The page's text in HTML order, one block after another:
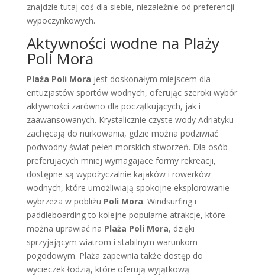
znajdzie tutaj coś dla siebie, niezależnie od preferencji
wypoczynkowych.
Aktywności wodne na Plaży
Poli Mora
Plaża Poli Mora jest doskonałym miejscem dla
entuzjastów sportów wodnych, oferując szeroki wybór
aktywności zarówno dla początkujących, jak i
zaawansowanych. Krystalicznie czyste wody Adriatyku
zachęcają do nurkowania, gdzie można podziwiać
podwodny świat pełen morskich stworzeń. Dla osób
preferujących mniej wymagające formy rekreacji,
dostępne są wypożyczalnie kajaków i rowerków
wodnych, które umożliwiają spokojne eksplorowanie
wybrzeża w pobliżu Poli Mora. Windsurfing i
paddleboarding to kolejne popularne atrakcje, które
można uprawiać na Plaża Poli Mora, dzięki
sprzyjającym wiatrom i stabilnym warunkom
pogodowym. Plaża zapewnia także dostęp do
wycieczek łodzią, które oferują wyjątkową